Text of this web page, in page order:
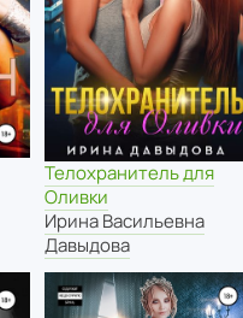
Телохранитель для
Оливки
Ирина Васильевна
Давыдова